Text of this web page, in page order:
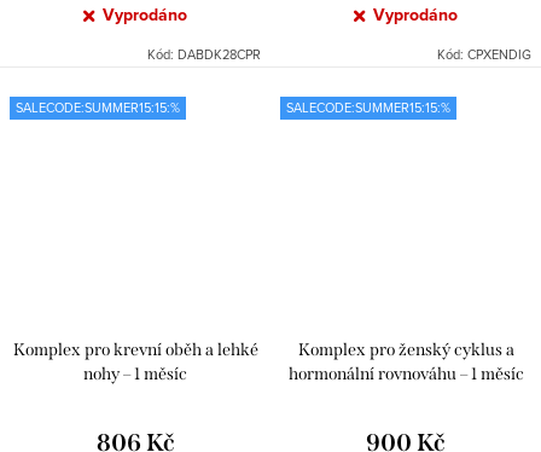
Vyprodáno
Kód: DABDK28CPR
Vyprodáno
Kód: CPXENDIG
SALECODE:SUMMER15:15:%
Komplex pro krevní oběh a lehké
nohy – 1 měsíc
806 Kč
SALECODE:SUMMER15:15:%
Komplex pro ženský cyklus a
hormonální rovnováhu – 1 měsíc
900 Kč